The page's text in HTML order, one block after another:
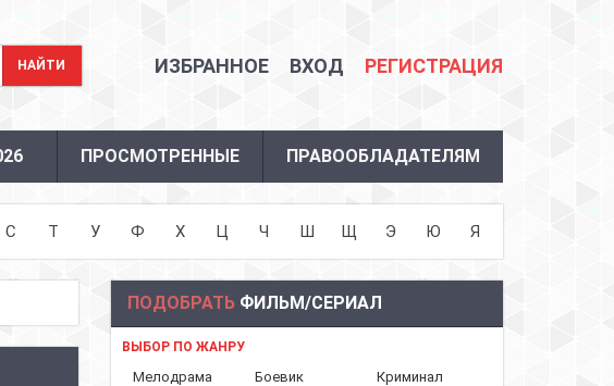
ИЗБРАННОЕ ВХОД РЕГИСТРАЦИЯ
ПРОСМОТРЕННЫЕ ПРАВООБЛАДАТЕЛЯМ
С Т У Ф Х Ц Ч Ш Щ Э Ю Я
ПОДОБРАТЬ ФИЛЬМ/СЕРИАЛ
ВЫБОР ПО ЖАНРУ
Мелодрама Боевик
Криминал